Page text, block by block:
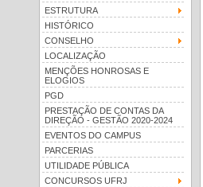
ESTRUTURA
HISTÓRICO
CONSELHO
LOCALIZAÇÃO
MENÇÕES HONROSAS E
ELOGIOS
PGD
PRESTAÇÃO DE CONTAS DA
DIREÇÃO - GESTÃO 2020-2024
EVENTOS DO CAMPUS
PARCERIAS
UTILIDADE PÚBLICA
CONCURSOS UFRJ